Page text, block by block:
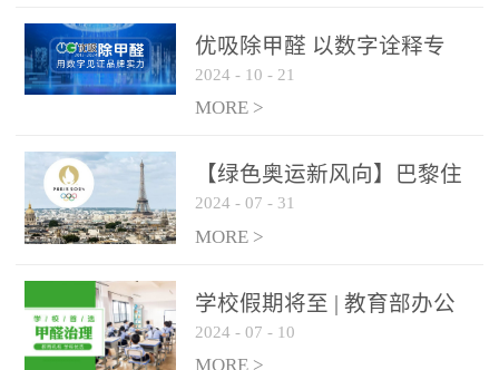
优吸除甲醛 以数字诠释专
业，尽显除醛品牌实力！
2024 - 10 - 21
MORE >
【绿色奥运新风向】巴黎住
宿风波：优吸环保共建健康
绿色家居
2024 - 07 - 31
MORE >
学校假期将至 | 教育部办公
厅关于加强学校新建校舍室
2024 - 07 - 10
MORE >